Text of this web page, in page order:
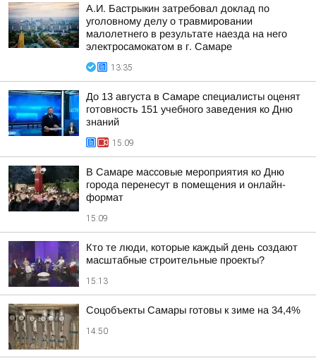
А.И. Бастрыкин затребовал доклад по
уголовному делу о травмировании
малолетнего в результате наезда на него
электросамокатом в г. Самаре
13:35
До 13 августа в Самаре специалисты оценят
готовность 151 учебного заведения ко Дню
знаний
15:09
В Самаре массовые мероприятия ко Дню
города перенесут в помещения и онлайн-
формат
15:09
Кто те люди, которые каждый день создают
масштабные строительные проекты?
15:13
Соцобъекты Самары готовы к зиме на 34,4%
14:50